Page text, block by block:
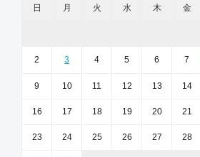
日 月 火 水 木 金
2 3 4 5 6 7
9 10 11 12 13 14
16 17 18 19 20 21
23 24 25 26 27 28